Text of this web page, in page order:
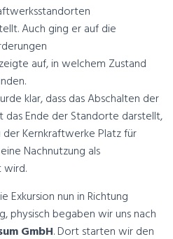
Auch ging er auf die
auf, in welchem Zustand
klar, dass das Abschalten der
Ende der Standorte darstellt,
Kernkraftwerke Platz für
Nachnutzung als
wird.
Exkursion nun in Richtung
physisch begaben wir uns nach
GmbH. Dort starten wir den